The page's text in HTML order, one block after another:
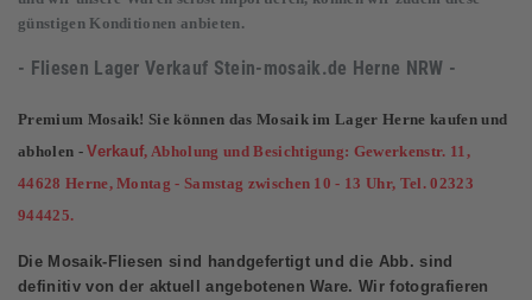
günstigen Konditionen anbieten.
- Fliesen Lager Verkauf Stein-mosaik.de Herne NRW -
Premium Mosaik! Sie können das Mosaik im Lager Herne kaufen und
abholen - Verkauf, Abholung und Besichtigung: Gewerkenstr. 11,
44628 Herne, Montag - Samstag zwischen 10 - 13 Uhr, Tel. 02323
944425.
Die Mosaik-Fliesen sind handgefertigt und die Abb. sind
definitiv von der aktuell angebotenen Ware. Wir fotografieren